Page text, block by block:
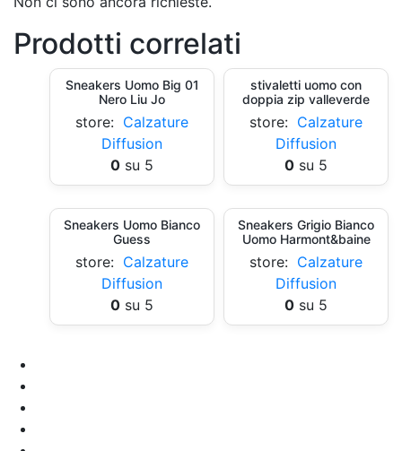
Prodotti correlati
Sneakers Uomo Big 01
Nero Liu Jo
store: Calzature
Diffusion
0 su 5
stivaletti uomo con
doppia zip valleverde
store: Calzature
Diffusion
0 su 5
Sneakers Uomo Bianco
Guess
store: Calzature
Diffusion
0 su 5
Sneakers Grigio Bianco
Uomo Harmont&baine
store: Calzature
Diffusion
0 su 5